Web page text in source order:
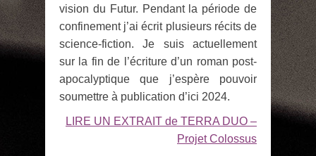
vision du Futur. Pendant la période de
confinement j’ai écrit plusieurs récits de
science-fiction. Je suis actuellement
sur la fin de l’écriture d’un roman post-
apocalyptique que j’espère pouvoir
soumettre à publication d’ici 2024.
LIRE UN EXTRAIT de TERRA DUO –
Projet Colossus